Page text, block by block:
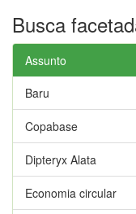
Busca
Assunto
Baru
Copabase
Dipteryx Alata
Economia circular